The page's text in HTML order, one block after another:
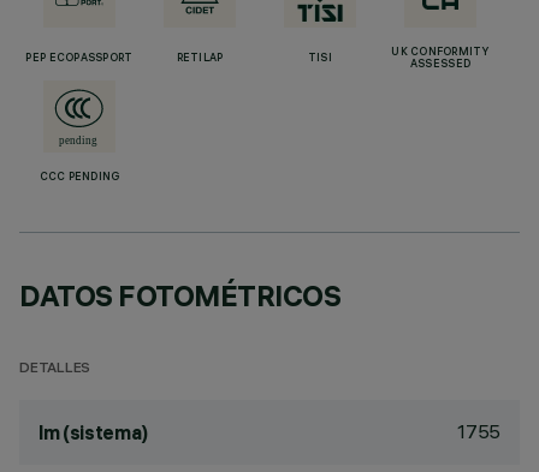
PEP ECOPASSPORT RETILAP TISI
UK CONFORMITY
ASSESSED
CCC PENDING
DATOS FOTOMÉTRICOS
DETALLES
lm (sistema) 1755